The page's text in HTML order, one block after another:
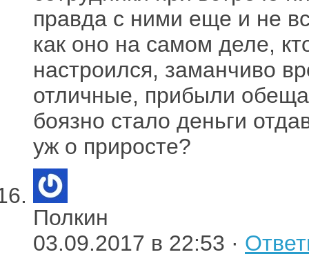
правда с ними еще и не
как оно на самом деле,
настроился, заманчиво
отличные, прибыли
боязно стало деньги
уж о приросте?
Полкин
03.09.2017 в 22:53 ·